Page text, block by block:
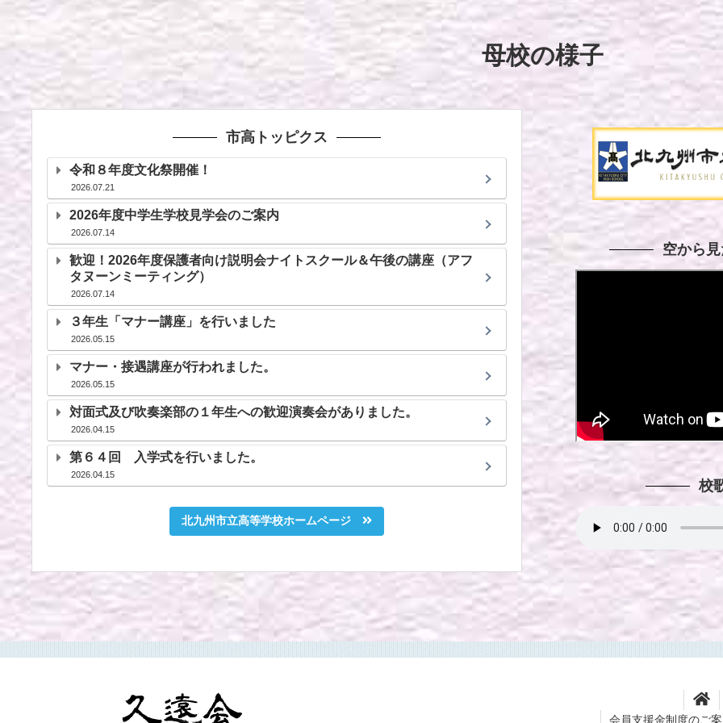
母校の様子
市高トッピクス
令和８年度文化祭開催！
2026.07.21
2026年度中学生学校見学会のご案内
2026.07.14
歓迎！2026年度保護者向け説明会ナイトスクール＆午後の講座（アフ
タヌーンミーティング）
2026.07.14
３年生「マナー講座」を行いました
2026.05.15
マナー・接遇講座が行われました。
2026.05.15
対面式及び吹奏楽部の１年生への歓迎演奏会がありました。
2026.04.15
第６４回 入学式を行いました。
2026.04.15
北九州市立高等学校ホームページ
空から
校
会員支援金制度のご